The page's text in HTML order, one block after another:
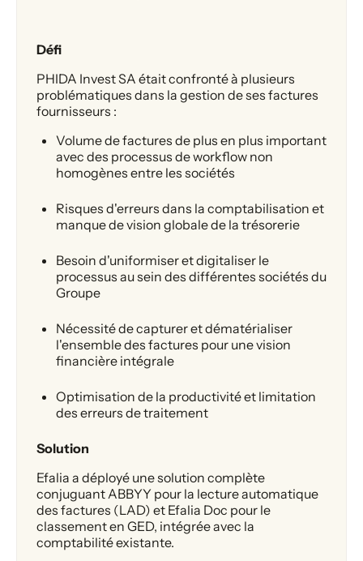
Défi
PHIDA Invest SA était confronté à plusieurs
problématiques dans la gestion de ses factures
fournisseurs :
Volume de factures de plus en plus important
avec des processus de workflow non
homogènes entre les sociétés
Risques d'erreurs dans la comptabilisation et
manque de vision globale de la trésorerie
Besoin d'uniformiser et digitaliser le
processus au sein des différentes sociétés du
Groupe
Nécessité de capturer et dématérialiser
l'ensemble des factures pour une vision
financière intégrale
Optimisation de la productivité et limitation
des erreurs de traitement
Solution
Efalia a déployé une solution complète
conjuguant ABBYY pour la lecture automatique
des factures (LAD) et Efalia Doc pour le
classement en GED, intégrée avec la
comptabilité existante.